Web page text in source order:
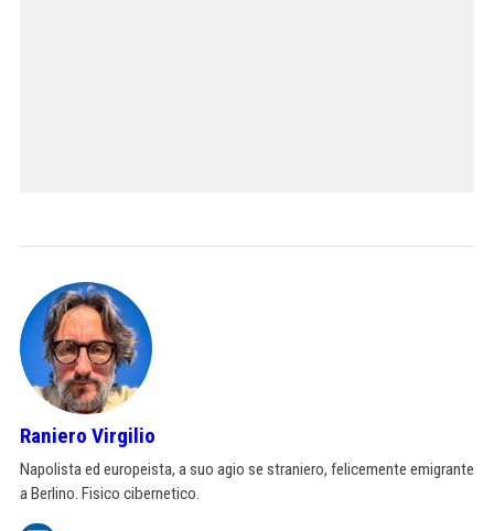
Raniero Virgilio
Napolista ed europeista, a suo agio se straniero, felicemente emigrante
a Berlino. Fisico cibernetico.